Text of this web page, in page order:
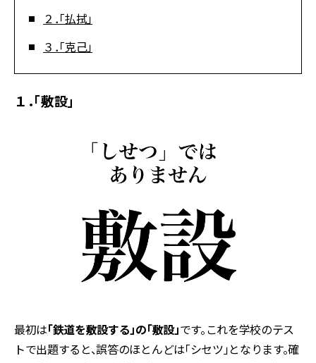
２．「払拭」
３．「克己」
１．「敷設」
最初は「鉄道を敷設する」の「敷設」です。これを学校のテス
トで出題すると、誤答のほとんどは「シセツ」となります。確